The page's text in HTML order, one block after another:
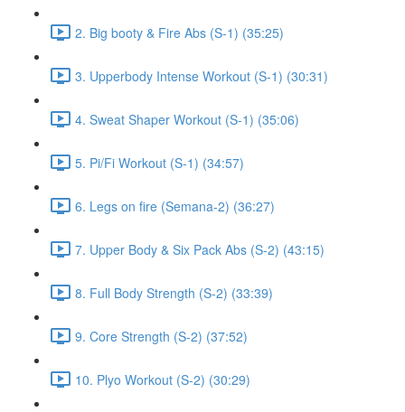
2. Big booty & Fire Abs (S-1) (35:25)
3. Upperbody Intense Workout (S-1) (30:31)
4. Sweat Shaper Workout (S-1) (35:06)
5. Pi/Fi Workout (S-1) (34:57)
6. Legs on fire (Semana-2) (36:27)
7. Upper Body & Six Pack Abs (S-2) (43:15)
8. Full Body Strength (S-2) (33:39)
9. Core Strength (S-2) (37:52)
10. Plyo Workout (S-2) (30:29)